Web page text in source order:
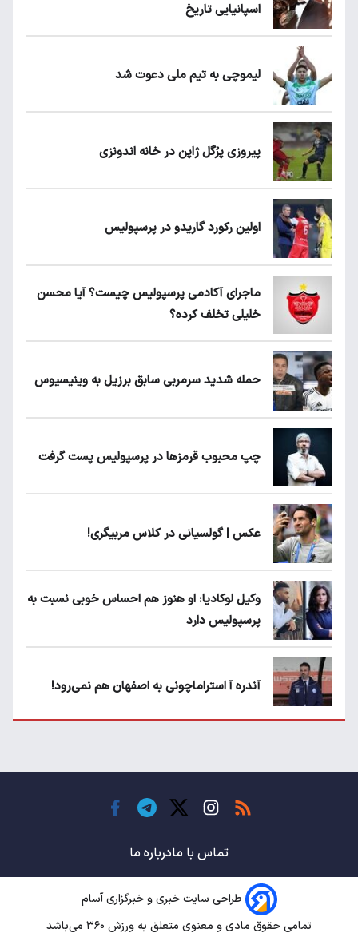
اسپانیایی تاریخ
لیموچی به تیم ملی دعوت شد
پیروزی پرُگل ژاپن در خانه اندونزی
اولین رکورد گاریدو در پرسپولیس
ماجرای آکادمی پرسپولیس چیست؟ آیا محسن
خلیلی تخلف کرده؟
حمله شدید سرمربی سابق برزیل به وینیسیوس
چپ محبوب قرمزها در پرسپولیس پست گرفت
عکس | گولسیانی در کلاس مربیگری!
وکیل لوکادیا: او هنوز هم احساس خوبی نسبت به
پرسپولیس دارد
آندره آ استراماچونی به اصفهان هم نمی‌رود!
حسن روی هوا!
باشگاه های جهان
سروش رفیعی مقابل الریان فیکس است؟
تماس با مادرباره ما
طراحی سایت خبری و خبرگزاری آسام
تمامی حقوق مادی و معنوی متعلق به ورزش ۳۶۰ می‌باشد